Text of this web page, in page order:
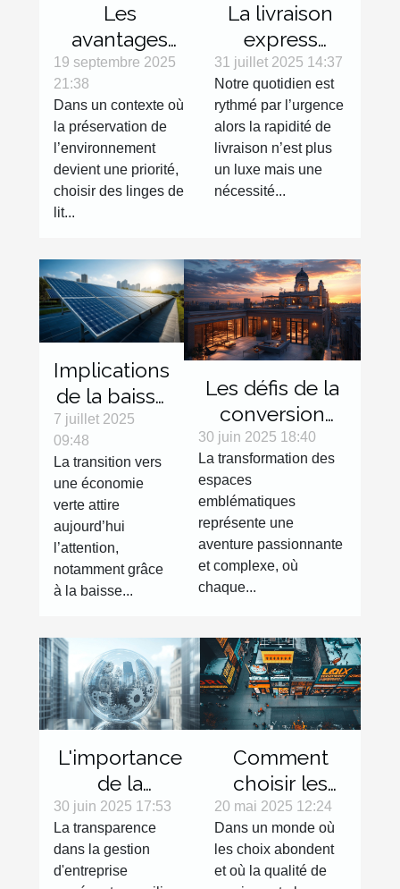
Les
avantages
des
certifications
écologiques
pour vos
linges de lit
19 septembre 2025
21:38
Dans un contexte où
la préservation de
l’environnement
devient une priorité,
choisir des linges de
lit...
La livraison
express
devenue
réalité dans le
Grand Est
avec Expras !
31 juillet 2025 14:37
Notre quotidien est
rythmé par l’urgence
alors la rapidité de
livraison n’est plus
un luxe mais une
nécessité...
Implications
de la baisse
des coûts
solaires sur
l'économie
verte
7 juillet 2025
09:48
La transition vers
une économie
verte attire
aujourd’hui
l’attention,
notamment grâce
à la baisse...
Les défis de la
conversion
d'espaces
emblématiques
30 juin 2025 18:40
La transformation des
espaces
emblématiques
représente une
aventure passionnante
et complexe, où
chaque...
L'importance
de la
transparence
dans la
gestion
30 juin 2025 17:53
La transparence
dans la gestion
d'entreprise
Comment
choisir les
services
locaux les
mieux notés
20 mai 2025 12:24
Dans un monde où
les choix abondent
et où la qualité de